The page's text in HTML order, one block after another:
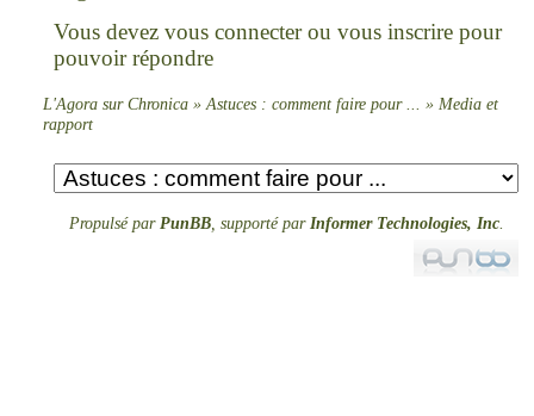
Vous devez vous connecterou vous inscrirepour
pouvoir répondre
L'Agora sur Chronica »Astuces : comment faire pour ... » Media et
rapport
Propulsé par PunBB, supporté par Informer Technologies, Inc.